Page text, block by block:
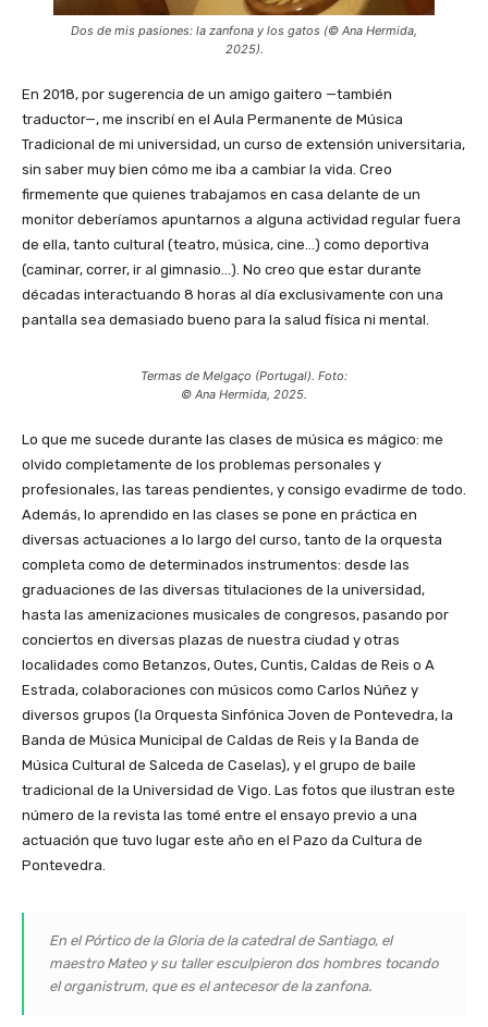
Dos de mis pasiones: la zanfona y los gatos (© Ana Hermida,
2025).
En 2018, por sugerencia de un amigo gaitero —también
traductor—, me inscribí en el Aula Permanente de Música
Tradicional de mi universidad, un curso de extensión universitaria,
sin saber muy bien cómo me iba a cambiar la vida. Creo
firmemente que quienes trabajamos en casa delante de un
monitor deberíamos apuntarnos a alguna actividad regular fuera
de ella, tanto cultural (teatro, música, cine…) como deportiva
(caminar, correr, ir al gimnasio…). No creo que estar durante
décadas interactuando 8 horas al día exclusivamente con una
pantalla sea demasiado bueno para la salud física ni mental.
Termas de Melgaço (Portugal). Foto:
© Ana Hermida, 2025.
Lo que me sucede durante las clases de música es mágico: me
olvido completamente de los problemas personales y
profesionales, las tareas pendientes, y consigo evadirme de todo.
Además, lo aprendido en las clases se pone en práctica en
diversas actuaciones a lo largo del curso, tanto de la orquesta
completa como de determinados instrumentos: desde las
graduaciones de las diversas titulaciones de la universidad,
hasta las amenizaciones musicales de congresos, pasando por
conciertos en diversas plazas de nuestra ciudad y otras
localidades como Betanzos, Outes, Cuntis, Caldas de Reis o A
Estrada, colaboraciones con músicos como Carlos Núñez y
diversos grupos (la Orquesta Sinfónica Joven de Pontevedra, la
Banda de Música Municipal de Caldas de Reis y la Banda de
Música Cultural de Salceda de Caselas), y el grupo de baile
tradicional de la Universidad de Vigo. Las fotos que ilustran este
número de la revista las tomé entre el ensayo previo a una
actuación que tuvo lugar este año en el Pazo da Cultura de
Pontevedra.
En el Pórtico de la Gloria de la catedral de Santiago, el
maestro Mateo y su taller esculpieron dos hombres tocando
el organistrum, que es el antecesor de la zanfona.